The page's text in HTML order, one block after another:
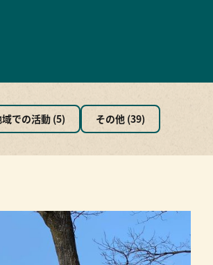
での活動 (5) その他 (39)